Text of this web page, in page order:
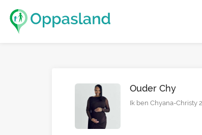
Ouder Chy
Ik ben Chyana-Christy